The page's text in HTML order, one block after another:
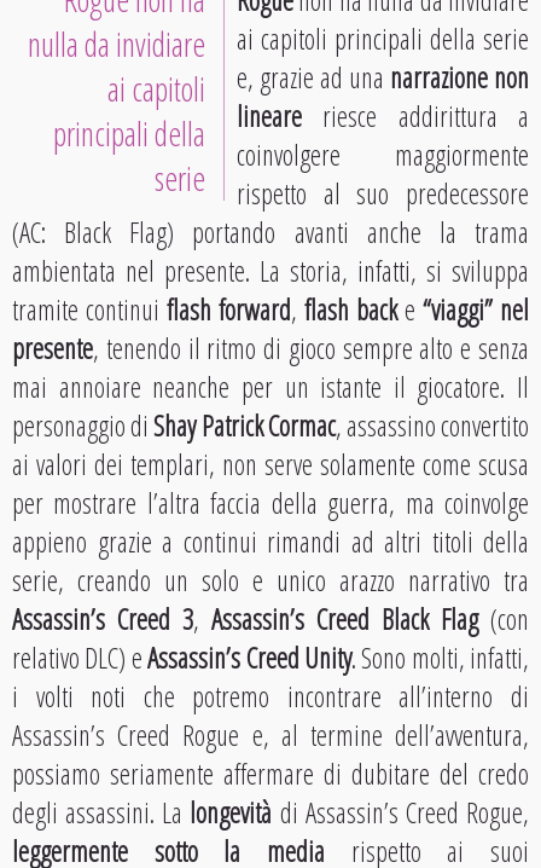
nulla da invidiare
ai capitoli
principali della
serie
ai capitoli principali della serie
e, grazie ad una narrazione non
lineare riesce addirittura a
coinvolgere maggiormente
rispetto al suo predecessore
(AC: Black Flag) portando avanti anche la trama
ambientata nel presente. La storia, infatti, si sviluppa
tramite continui flash forward, flash backe “viaggi” nel
presente, tenendo il ritmo di gioco sempre alto e senza
mai annoiare neanche per un istante il giocatore. Il
personaggio diShay Patrick Cormac, assassino convertito
ai valori dei templari, non serve solamente come scusa
per mostrare l’altra faccia della guerra, ma coinvolge
appieno grazie a continui rimandi ad altri titoli della
serie, creando un solo e unico arazzo narrativo tra
Assassin’s Creed 3, Assassin’s Creed Black Flag(con
relativo DLC) eAssassin’s Creed Unity. Sono molti, infatti,
i volti noti che potremo incontrare all’interno di
Assassin’s Creed Rogue e, al termine dell’avventura,
possiamo seriamente affermare di dubitare del credo
degli assassini. La longevità di Assassin’s Creed Rogue,
leggermente sotto la media rispetto ai suoi